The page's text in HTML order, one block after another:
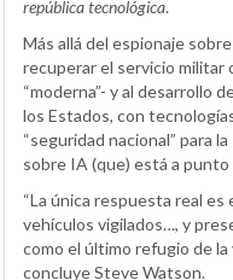
república tecnológica.
Más allá del espionaje
recuperar el servicio militar
“moderna”- y al desarrollo
los Estados, con
“seguridad nacional” para
sobre IA (que) está a punto
“La única respuesta real
vehículos vigilados…, y
como el último refugio de la
concluye Steve Watson.